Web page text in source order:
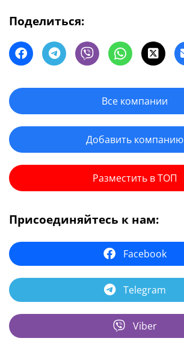
Поделиться:
Все компании
Добавить компанию
Разместить в ТОП
Присоединяйтесь к нам:
Facebook
Telegram
Viber